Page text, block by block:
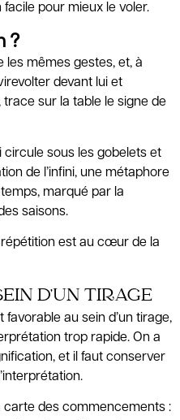
pour mieux le voler.
?
les mêmes gestes, et, à
devant lui et
sur la table le signe de
circule sous les gobelets et
de l’infini, une métaphore
marqué par la
saisons.
répétition est au cœur de la
D’UN TIRAGE
au sein d’un tirage,
trop rapide. On a
et il faut conserver
carte des commencements :